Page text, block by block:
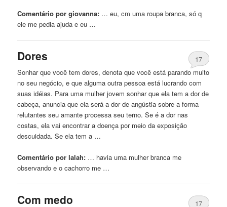
Comentário por giovanna: … eu, cm uma roupabranca, só q
ele me pedia ajuda e eu …
Dores
17
Sonhar que você tem dores, denota que você está parando muito
no seu negócio, e que alguma outra pessoa está lucrando com
suas idéias. Para uma mulher jovem sonhar que ela tem a dor de
cabeça, anuncia que ela será a dor de angústia sobre a forma
relutantes seu amante processa seu terno. Se é a dor nas
costas, ela vai encontrar a doença por meio da exposição
descuidada. Se ela tem a …
Comentário por lalah: … havia uma mulherbranca me
observando e o cachorro me …
Com medo
17